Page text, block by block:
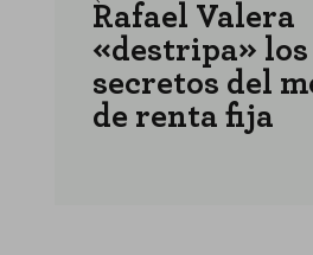
Rafael Valera
«destripa» los
secretos del
de renta fija